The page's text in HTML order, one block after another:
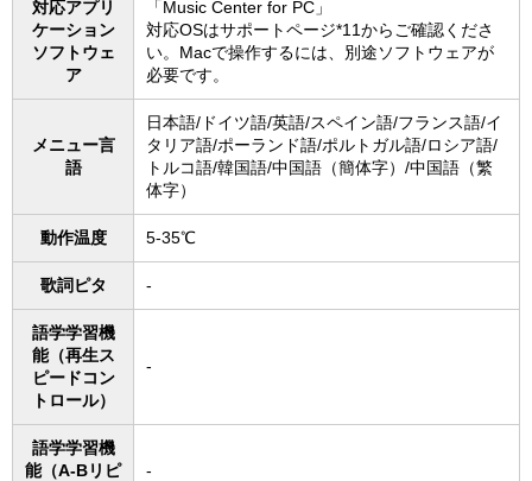
対応アプリ
ケーション
ソフトウェ
ア
「Music Center for PC」
対応OSはサポートページ*11からご確認くださ
い。Macで操作するには、別途ソフトウェアが
必要です。
メニュー言
語
日本語/ドイツ語/英語/スペイン語/フランス語/イ
タリア語/ポーランド語/ポルトガル語/ロシア語/
トルコ語/韓国語/中国語（簡体字）/中国語（繁
体字）
動作温度 5-35℃
歌詞ピタ -
語学学習機
能（再生ス
ピードコン
トロール）
-
語学学習機
能（A-Bリピ
-